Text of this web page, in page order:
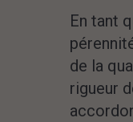
En tant
de la
rigueur